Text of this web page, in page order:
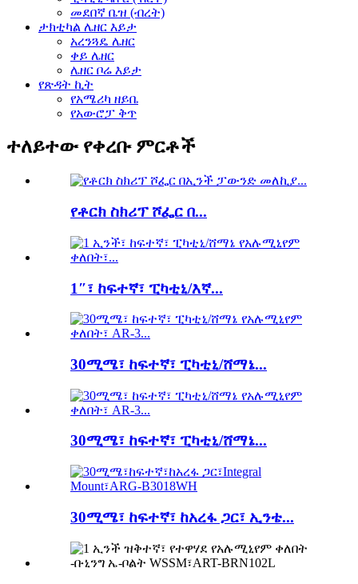
መደበኛ ቤዝ (ብረት)
ታክቲካል ሌዘር እይታ
አረንጓዴ ሌዘር
ቀይ ሌዘር
ሌዘር ቦሬ እይታ
የጽዳት ኪት
የአሜሪካ ዘይቤ
የአውሮፓ ቅጥ
ተለይተው የቀረቡ ምርቶች
የቶርክ ስክሪፕ ሾፌር በ...
1″፣ ከፍተኛ፣ ፒካቲኒ/እኛ...
30ሚሜ፣ ከፍተኛ፣ ፒካቲኒ/ሸማኔ...
30ሚሜ፣ ከፍተኛ፣ ፒካቲኒ/ሸማኔ...
30ሚሜ፣ ከፍተኛ፣ ከአረፋ ጋር፣ ኢንቴ...